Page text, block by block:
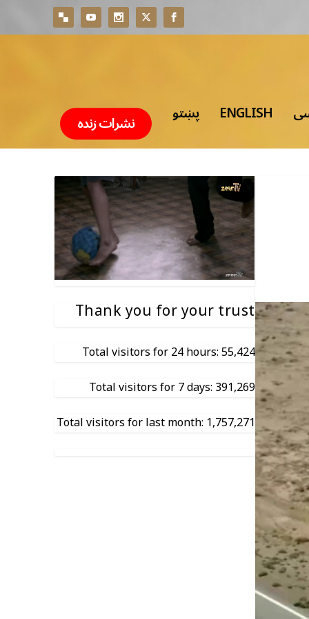
ENGLISH پښتو نشرات زنده
Thank you for your trust
Total visitors for 24 hours: 55,424
Total visitors for 7 days: 391,269
Total visitors for last month: 1,757,271